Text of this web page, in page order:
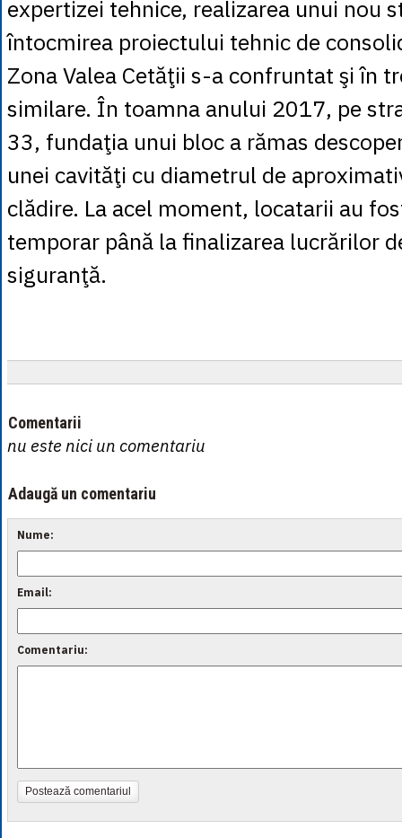
expertizei tehnice, realizarea unui nou
întocmirea proiectului tehnic de
Zona Valea Cetăţii s-a confruntat şi în
similare. În toamna anului 2017, pe
33, fundaţia unui bloc a rămas
unei cavităţi cu diametrul de
clădire. La acel moment, locatarii au
temporar până la finalizarea lucrărilor
siguranţă.
Comentarii
nu este nici un comentariu
Adaugă un comentariu
Nume:
Email:
Comentariu:
Postează comentariul